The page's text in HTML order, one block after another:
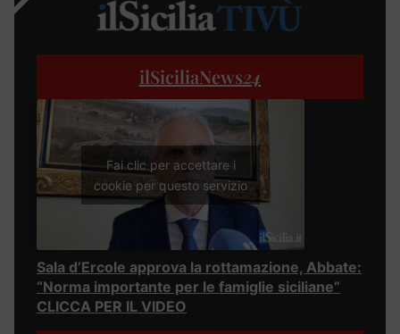
ilSiciliaNews24
Fai clic per accettare i
cookie per questo servizio
Sala d’Ercole approva la rottamazione, Abbate:
“Norma importante per le famiglie siciliane”
CLICCA PER IL VIDEO